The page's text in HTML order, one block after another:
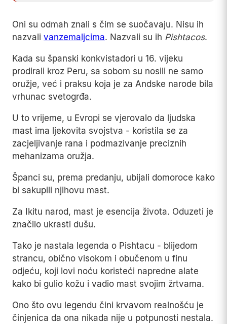
Oni su odmah znali s čim se suočavaju. Nisu ih
nazvali vanzemaljcima. Nazvali su ih Pishtacos.
Kada su španski konkvistadori u 16. vijeku
prodirali kroz Peru, sa sobom su nosili ne samo
oružje, već i praksu koja je za Andske narode bila
vrhunac svetogrđa.
U to vrijeme, u Evropi se vjerovalo da ljudska
mast ima ljekovita svojstva - koristila se za
zacjeljivanje rana i podmazivanje preciznih
mehanizama oružja.
Španci su, prema predanju, ubijali domoroce kako
bi sakupili njihovu mast.
Za Ikitu narod, mast je esencija života. Oduzeti je
značilo ukrasti dušu.
Tako je nastala legenda o Pishtacu - blijedom
strancu, obično visokom i obučenom u finu
odjeću, koji lovi noću koristeći napredne alate
kako bi gulio kožu i vadio mast svojim žrtvama.
Ono što ovu legendu čini krvavom realnošću je
činjenica da ona nikada nije u potpunosti nestala.